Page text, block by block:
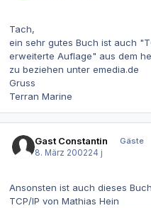
Tach,
ein sehr gutes Buch ist auch
erweiterte Auflage" aus dem
zu beziehen unter emedia.de
Gruss
Terran Marine
Gast Constantin
Gäste
8. März 200224 j
Ansonsten ist auch dieses
TCP/IP von Mathias Hein